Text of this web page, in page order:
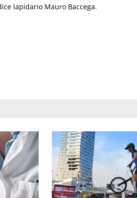
lapidario Mauro Baccega.